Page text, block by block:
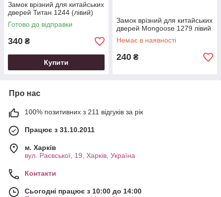
Замок врізний для китайських
дверей Титан 1244 (лівий)
Готово до відправки
340 ₴
Купити
Замок врізний для китайських
дверей Mongoose 1279 лівий
Немає в наявності
240 ₴
Про нас
100% позитивних з 211 відгуків за рік
Працює з 31.10.2011
м. Харків
вул. Раєвської, 19, Харків, Україна
Контакти
Сьогодні працює з 10:00 до 14:00